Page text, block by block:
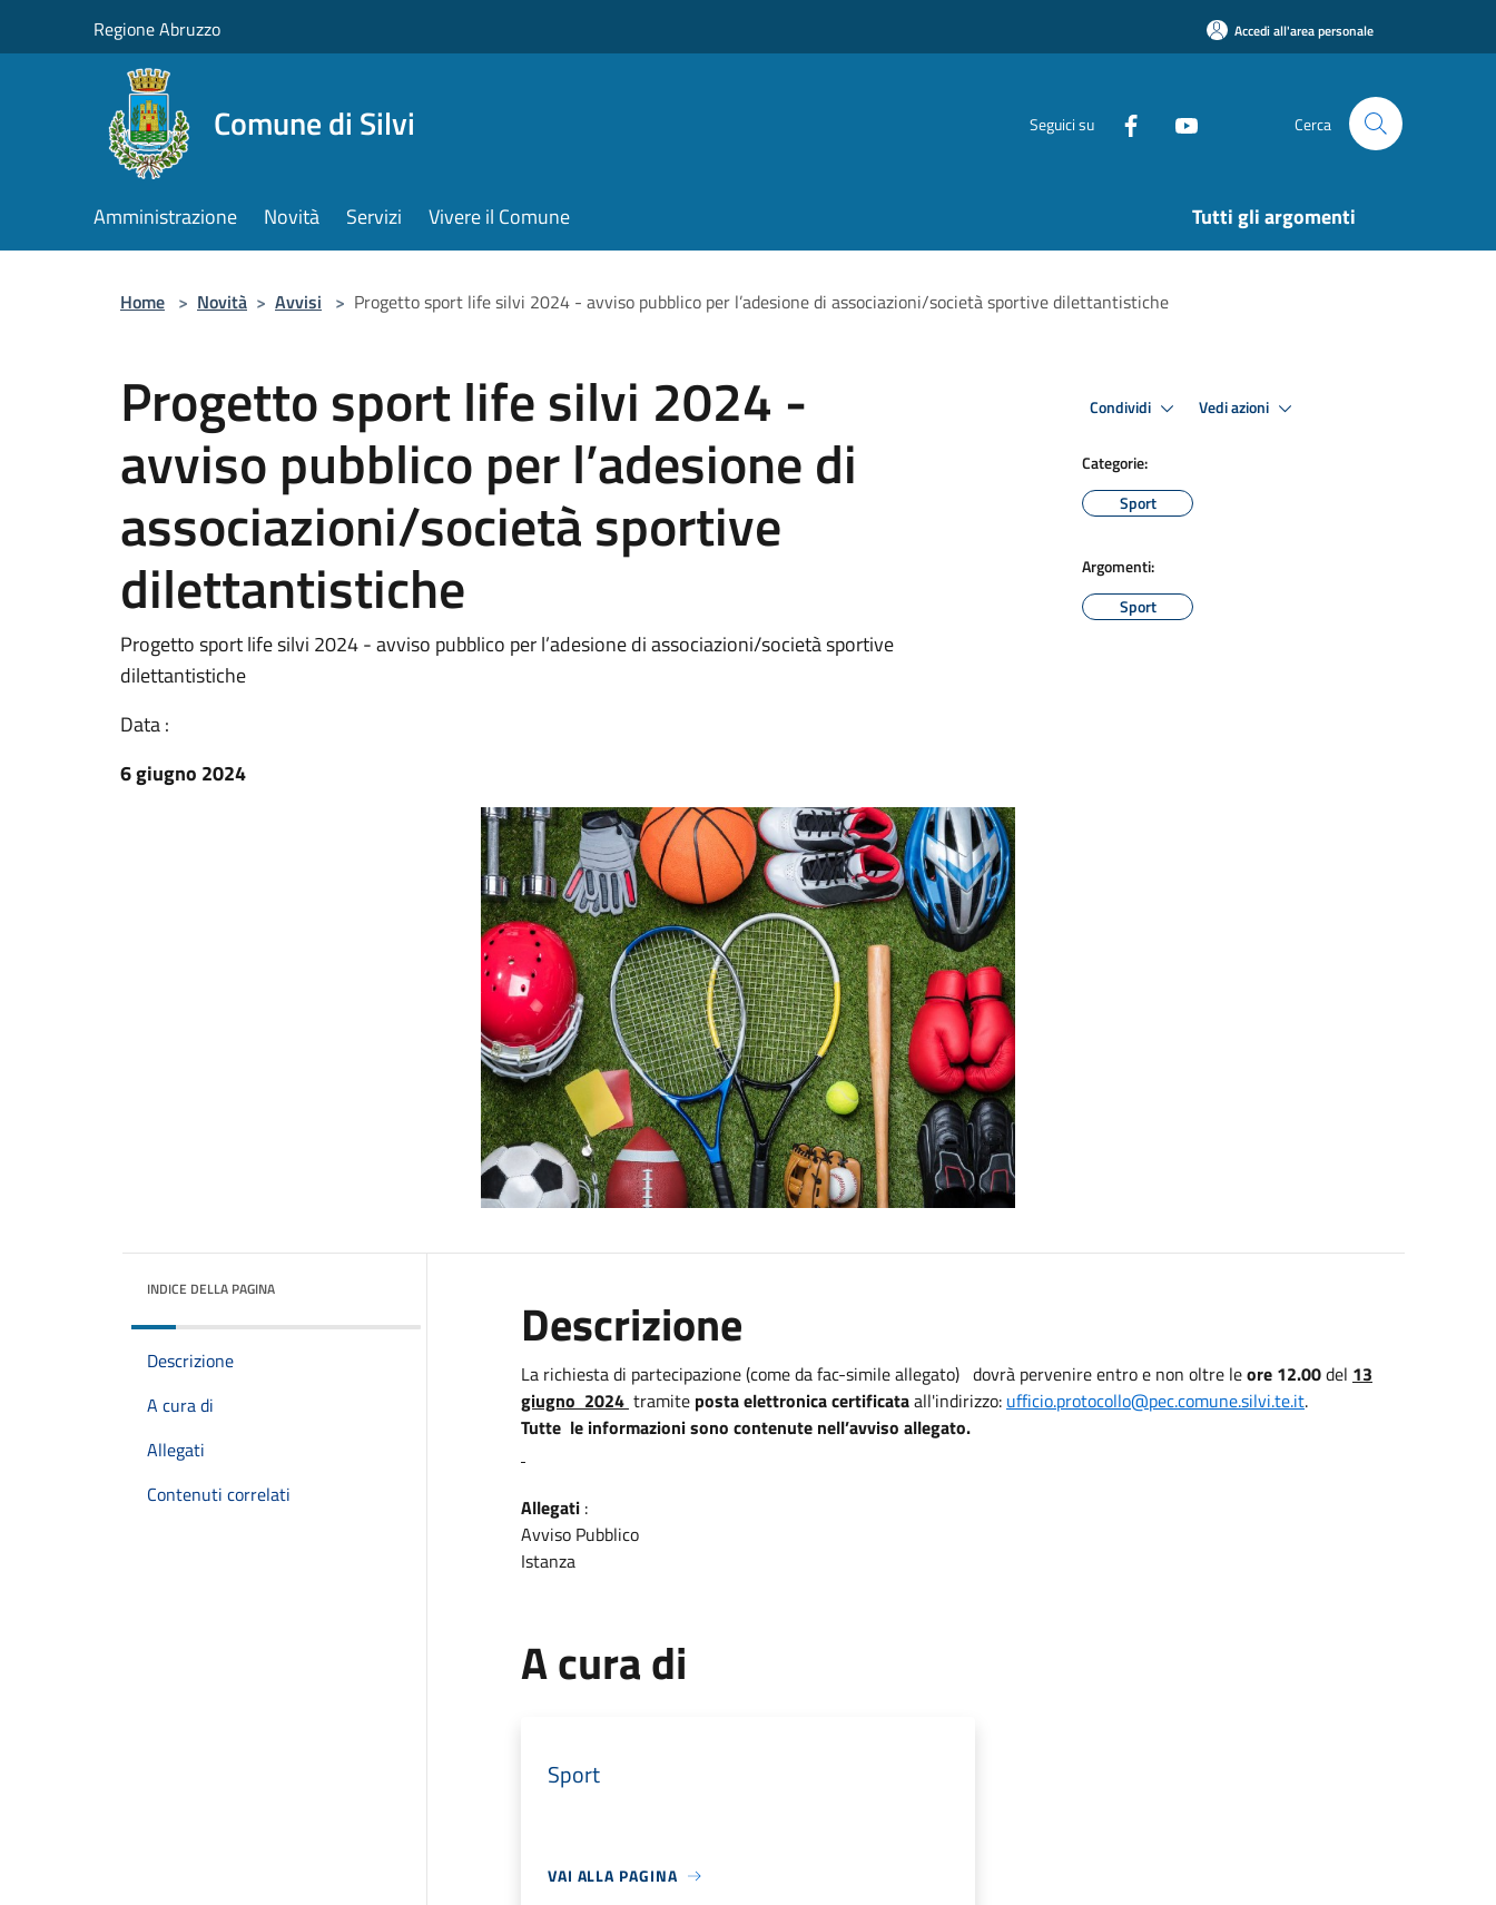
Regione Abruzzo Accedi all'area personale
Comune di Silvi Seguici su Cerca
Amministrazione Novità Servizi Vivere il Comune Tutti gli argomenti
Home > Novità > Avvisi > Progetto sport life silvi 2024 - avviso pubblico per l’adesione di associazioni/società sportive dilettantistiche
Progetto sport life silvi 2024 -
avviso pubblico per l’adesione di
associazioni/società sportive
dilettantistiche
Progetto sport life silvi 2024 - avviso pubblico per l’adesione di associazioni/società sportive
dilettantistiche
Data :
6 giugno 2024
Condividi Vedi azioni
Categorie:
Sport
Argomenti:
Sport
INDICE DELLA PAGINA
Descrizione
A cura di
Allegati
Contenuti correlati
Descrizione
La richiesta di partecipazione (come da fac-simile allegato) dovrà pervenire entro e non oltre leore 12.00del 13
giugno 2024 tramite posta elettronica certificataall'indirizzo: ufficio.protocollo@pec.comune.silvi.te.it.
Tutte le informazioni sono contenute nell’avviso allegato.
Allegati:
Avviso Pubblico
Istanza
A cura di
Sport
VAI ALLA PAGINA